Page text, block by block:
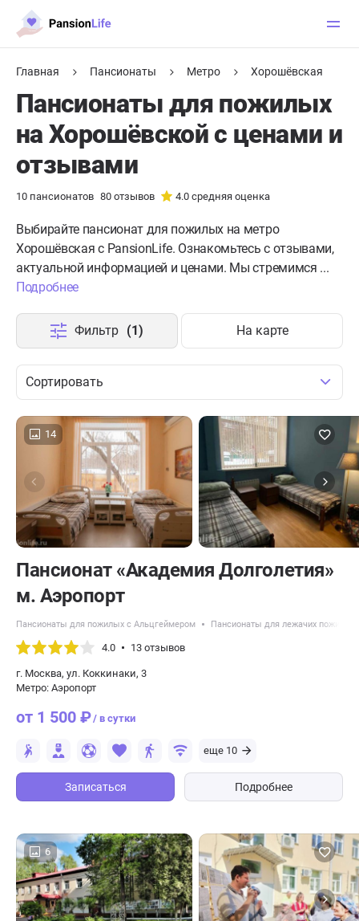
Главная Пансионаты Метро Хорошёвская
Пансионаты для пожилых
на Хорошёвской с ценами и
отзывами
10 пансионатов 80 отзывов 4.0 средняя оценка
Выбирайте пансионат для пожилых на метро
Хорошёвская с PansionLife. Ознакомьтесь с отзывами,
актуальной информацией и ценами. Мы стремимся ...
Подробнее
Сортировать
Фильтр (1) На карте
14
Пансионат «Академия Долголетия»
м. Аэропорт
Пансионаты для пожилых с Альцгеймером Пансионаты для лежачих
4.0 13 отзывов
г. Москва, ул. Коккинаки, 3
Метро: Аэропорт
от 1 500 ₽/ в сутки
еще 10
Записаться Подробнее
6